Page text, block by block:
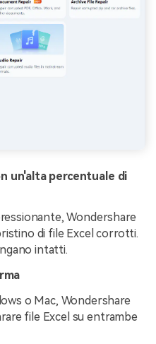
un'alta percentuale di
Wondershare
di file Excel corrotti.
intatti.
o Mac, Wondershare
file Excel su entrambe